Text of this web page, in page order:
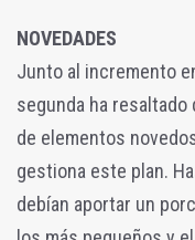
NOVEDADES
Junto al incremento
segunda ha
de elementos
gestiona este plan.
debían aportar un